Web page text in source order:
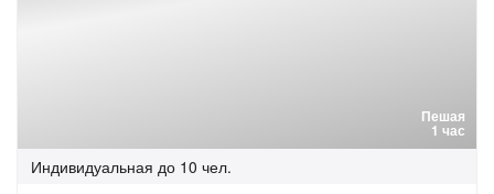
Пешая
1 час
Индивидуальная до 10 чел.